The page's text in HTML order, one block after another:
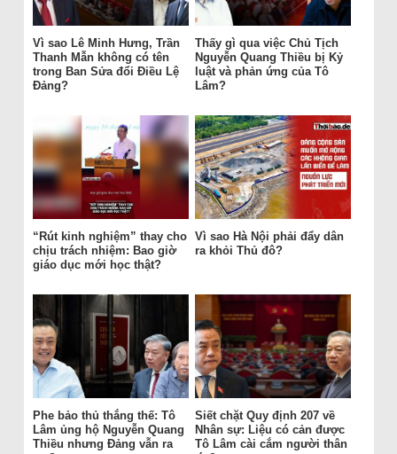
Vì sao Lê Minh Hưng, Trần
Thanh Mẫn không có tên
trong Ban Sửa đổi Điều Lệ
Đảng?
Thấy gì qua việc Chủ Tịch
Nguyễn Quang Thiều bị Kỷ
luật và phản ứng của Tô
Lâm?
“Rút kinh nghiệm” thay cho
chịu trách nhiệm: Bao giờ
giáo dục mới học thật?
Vì sao Hà Nội phải đẩy dân
ra khỏi Thủ đô?
Phe bảo thủ thắng thế: Tô
Lâm ủng hộ Nguyễn Quang
Thiều nhưng Đảng vẫn ra
Siết chặt Quy định 207 về
Nhân sự: Liệu có cản được
Tô Lâm cài cắm người thân